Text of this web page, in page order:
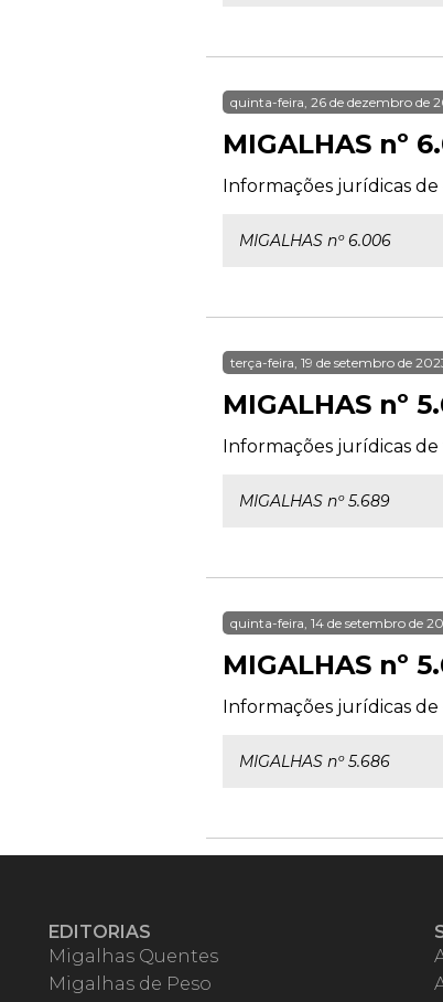
quinta-feira, 26 de dezembro de
MIGALHAS nº
Informações jurídicas
MIGALHAS nº 6.006
terça-feira, 19 de setembro de
MIGALHAS nº
Informações jurídicas
MIGALHAS nº 5.689
quinta-feira, 14 de setembro de
MIGALHAS nº
Informações jurídicas
MIGALHAS nº 5.686
EDITORIAS
Migalhas Quentes
Migalhas de Peso